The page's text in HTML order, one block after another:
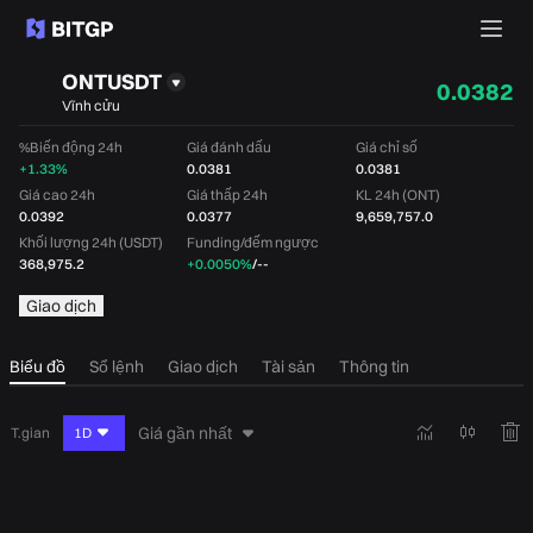
ONTUSDT
Vĩnh cửu 0.0382
%Biến động 24h
+1.33%
Giá đánh dấu
0.0381
Giá chỉ số
0.0381
Giá cao 24h
0.0392
Giá thấp 24h
0.0377
KL 24h (ONT)
9,659,757.0
Khối lượng 24h (USDT)
368,975.2
Funding/đếm ngược
+0.0050%/--
Giao dịch
Biểu đồ Sổ lệnh Giao dịch Tài sản Thông tin
T.gian 1D Giá gần nhất